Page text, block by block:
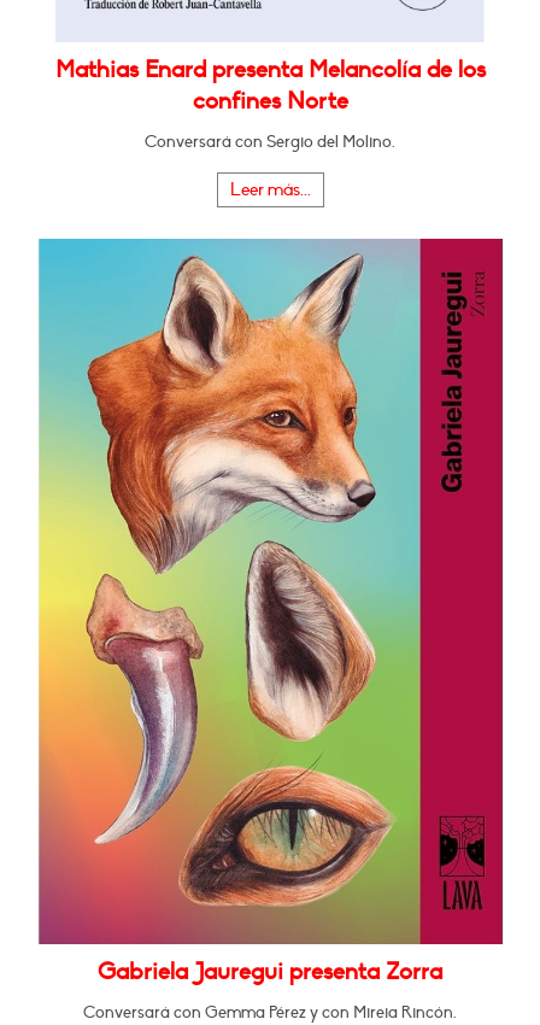
Mathias Enard presenta Melancolía de los
confines Norte
Conversará con Sergio del Molino.
Leer más...
Gabriela Jauregui presenta Zorra
Conversará con Gemma Pérez y con Mireia Rincón.